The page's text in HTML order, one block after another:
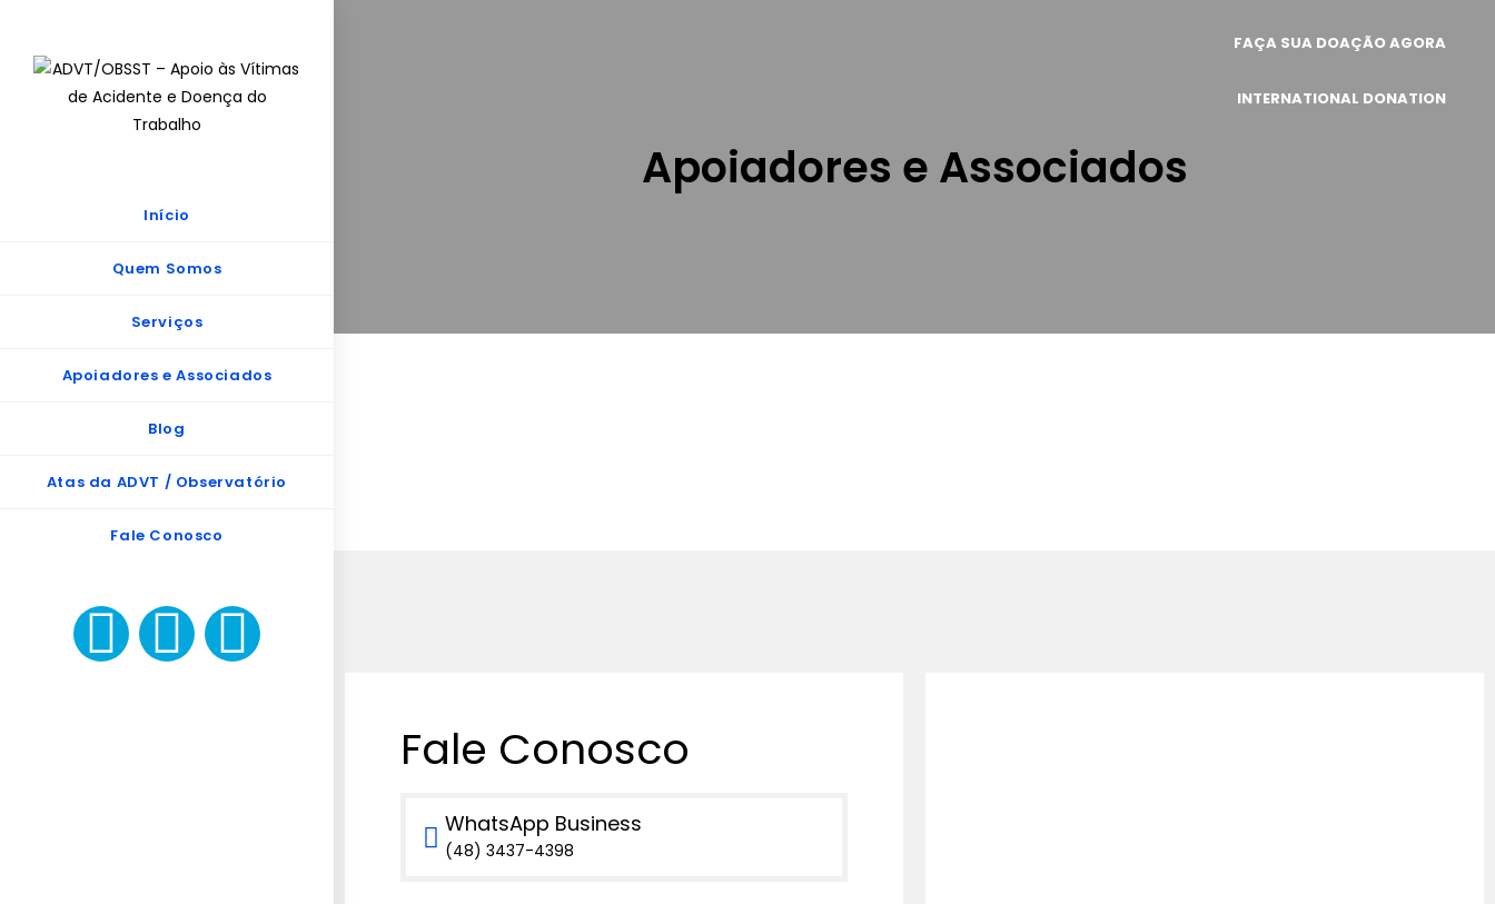
Início
Quem Somos
Serviços
Apoiadores e Associados
Blog
Atas da ADVT / Observatório
Fale Conosco
Apoiadores e Associados
Fale Conosco
WhatsApp Business
(48) 3437-4398
FAÇA SUA DOAÇÃO AGORA
INTERNATIONAL DONATION